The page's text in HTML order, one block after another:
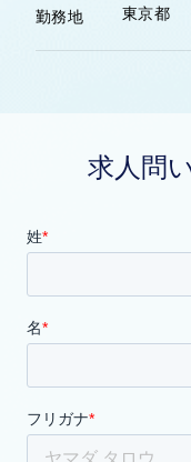
勤務地 東京都
求人問